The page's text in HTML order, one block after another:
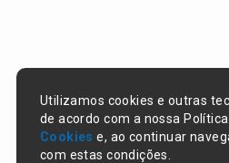
Utilizamos cookies e outras
de acordo com a nossa
Cookies e, ao continuar
com estas condições.